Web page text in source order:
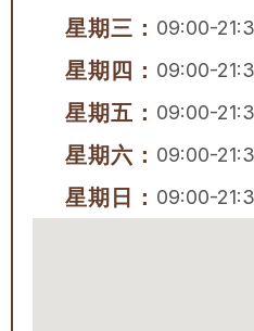
星期三： 09:00-
星期四： 09:00-
星期五： 09:00-
星期六： 09:00-
星期日： 09:00-